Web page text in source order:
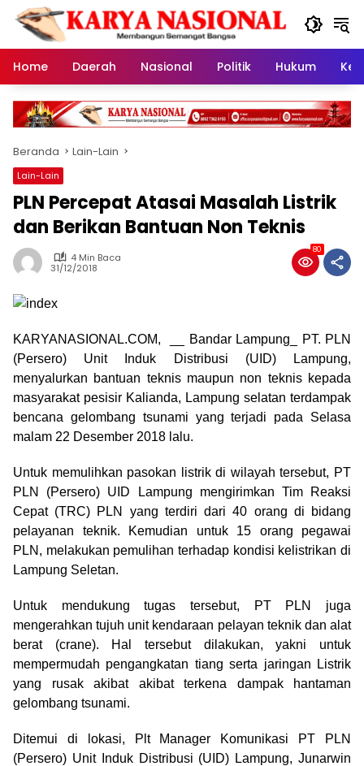
Langsung
konten
Home
Daerah Nasional Politik Hukum
Beranda Lain-Lain
Lain-Lain
PLN Percepat Atasai Masalah Listrik
dan Berikan Bantuan Non Teknis
4 Min Baca
31/12/2018
80
KARYANASIONAL.COM, __ Bandar Lampung_ PT. PLN
(Persero) Unit Induk Distribusi (UID) Lampung,
menyalurkan bantuan teknis maupun non teknis kepada
masyarakat pesisir Kalianda, Lampung selatan terdampak
bencana gelombang tsunami yang terjadi pada Selasa
malam 22 Desember 2018 lalu.
Untuk memulihkan pasokan listrik di wilayah tersebut, PT
PLN (Persero) UID Lampung mengirimkan Tim Reaksi
Cepat (TRC) PLN yang terdiri dari 40 orang di bidang
pelayanan teknik. Kemudian untuk 15 orang pegawai
PLN, melakukan pemulihan terhadap kondisi kelistrikan di
Lampung Seletan.
Untuk mendukung tugas tersebut, PT PLN juga
mengerahkan tujuh unit kendaraan pelayan teknik dan alat
berat (crane). Hal tersebut dilakukan, yakni untuk
mempermudah pengangkatan tiang serta jaringan Listrik
yang rusak akibat akibat terkena dampak hantaman
gelombang tsunami.
Ditemui di lokasi, Plt Manager Komunikasi PT PLN
(Persero) Unit Induk Distribusi (UID) Lampung, Junarwin